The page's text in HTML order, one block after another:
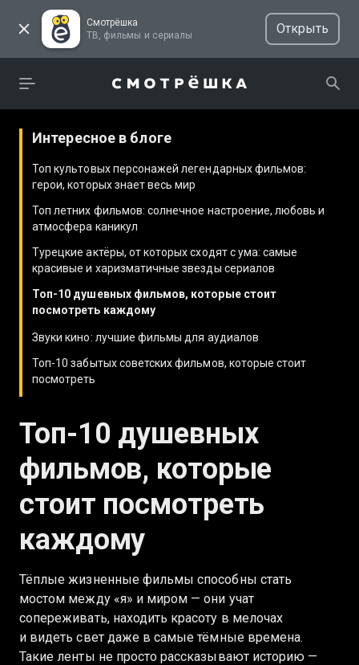
Смотрёшка
ТВ, фильмы и сериалы
Открыть
Топ-10 душевных
фильмов, которые
стоит посмотреть
каждому
Тёплые жизненные фильмы способны стать
мостом между «я» и миром — они учат
сопереживать, находить красоту в мелочах
и видеть свет даже в самые тёмные времена.
Такие ленты не просто рассказывают историю —
Интересное в блоге
Топ культовых персонажей легендарных фильмов:
герои, которых знает весь мир
Топ летних фильмов: солнечное настроение, любовь и
атмосфера каникул
Турецкие актёры, от которых сходят с ума: самые
красивые и харизматичные звезды сериалов
Топ-10 душевных фильмов, которые стоит
посмотреть каждому
Звуки кино: лучшие фильмы для аудиалов
Топ-10 забытых советских фильмов, которые стоит
посмотреть